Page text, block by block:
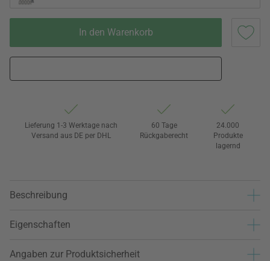
In den Warenkorb
Lieferung 1-3 Werktage nach
Versand aus DE per DHL
60 Tage
Rückgaberecht
24.000
Produkte
lagernd
Beschreibung
Eigenschaften
Angaben zur Produktsicherheit